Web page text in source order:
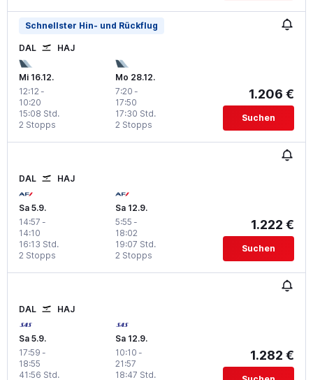
Schnellster Hin- und Rückflug
DAL HAJ
Mi 16.12.
12:12 -
10:20
2 Stopps
15:08 Std.
Mo 28.12.
7:20 -
17:50
2 Stopps
17:30 Std.
1.206 €
Suchen
DAL HAJ
Sa 5.9.
14:57 -
14:10
2 Stopps
16:13 Std.
Sa 12.9.
5:55 -
18:02
2 Stopps
19:07 Std.
1.222 €
Suchen
DAL HAJ
Sa 5.9.
17:59 -
18:55
41:56 Std.
Sa 12.9.
10:10 -
21:57
18:47 Std.
1.282 €